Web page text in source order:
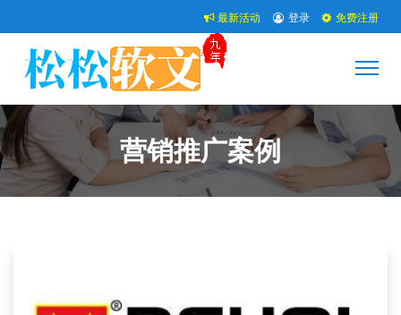
最新活动 登录 免费注册
营销推广案例